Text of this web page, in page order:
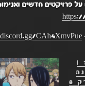
פרויקטים חדשים
CAh4XmvPue
משפחה x חשאית פרק 7 |
פרק 7 | פאריפי קומאיי פרק 8